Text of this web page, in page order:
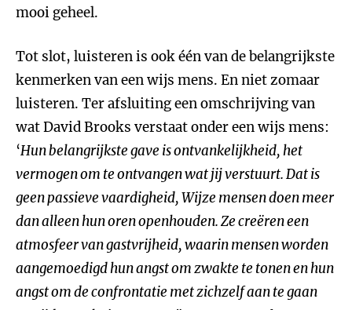
mooi geheel.
Tot slot, luisteren is ook één van de belangrijkste
kenmerken van een wijs mens. En niet zomaar
luisteren. Ter afsluiting een omschrijving van
wat David Brooks verstaat onder een wijs mens:
‘Hun belangrijkste gave is ontvankelijkheid, het
vermogen om te ontvangen wat jij verstuurt. Dat is
geen passieve vaardigheid, Wijze mensen doen meer
dan alleen hun oren openhouden. Ze creëren een
atmosfeer van gastvrijheid, waarin mensen worden
aangemoedigd hun angst om zwakte te tonen en hun
angst om de confrontatie met zichzelf aan te gaan